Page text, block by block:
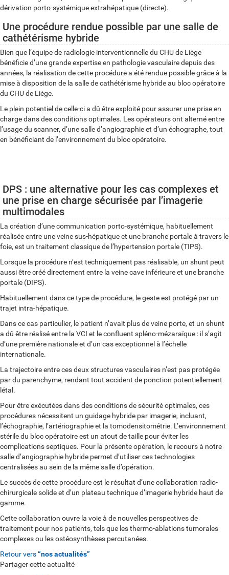
dérivation porto-systémique extrahépatique (directe).
Une procédure rendue possible par une salle de
cathétérisme hybride
Bien que l’équipe de radiologie interventionnelle du CHU de Liège
bénéficie d’une grande expertise en pathologie vasculaire depuis des
années, la réalisation de cette procédure a été rendue possible grâce à la
mise à disposition de la salle de cathétérisme hybride au bloc opératoire
du CHU de Liège.
Le plein potentiel de celle-ci a dû être exploité pour assurer une prise en
charge dans des conditions optimales. Les opérateurs ont alterné entre
l’usage du scanner, d’une salle d’angiographie et d’un échographe, tout
en bénéficiant de l’environnement du bloc opératoire.
DPS : une alternative pour les cas complexes et
une prise en charge sécurisée par l’imagerie
multimodales
La création d’une communication porto-systémique, habituellement
réalisée entre une veine sus-hépatique et une branche portale à travers le
foie, est un traitement classique de l’hypertension portale (TIPS).
Lorsque la procédure n’est techniquement pas réalisable, un shunt peut
aussi être créé directement entre la veine cave inférieure et une branche
portale (DIPS).
Habituellement dans ce type de procédure, le geste est protégé par un
trajet intra-hépatique.
Dans ce cas particulier, le patient n’avait plus de veine porte, et un shunt
a dû être réalisé entre la VCI et le confluent spléno-mézaraïque : il s’agit
d’une première nationale et d’un cas exceptionnel à l’échelle
internationale.
La trajectoire entre ces deux structures vasculaires n’est pas protégée
par du parenchyme, rendant tout accident de ponction potentiellement
létal.
Pour être exécutées dans des conditions de sécurité optimales, ces
procédures nécessitent un guidage hybride par imagerie, incluant,
l’échographie, l’artériographie et la tomodensitométrie. L’environnement
stérile du bloc opératoire est un atout de taille pour éviter les
complications septiques. Pour la présente opération, le recours à notre
salle d’angiographie hybride permet d’utiliser ces technologies
centralisées au sein de la même salle d’opération.
Le succès de cette procédure est le résultat d’une collaboration radio-
chirurgicale solide et d’un plateau technique d’imagerie hybride haut de
gamme.
Cette collaboration ouvre la voie à de nouvelles perspectives de
traitement pour nos patients, tels que les thermo-ablations tumorales
complexes ou les ostéosynthèses percutanées.
Retour vers“nos actualités”
Partager cette actualité